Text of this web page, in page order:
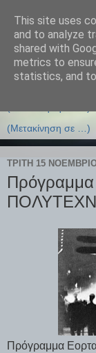
ΤΡΊΤΗ 15
Πρόγραμμα
Πρόγραμμα
This site uses
and to analyze
shared with
metrics to
statistics, and